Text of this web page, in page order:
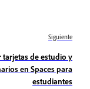
Siguiente
tarjetas de estudio y
en Spaces para
estudiantes